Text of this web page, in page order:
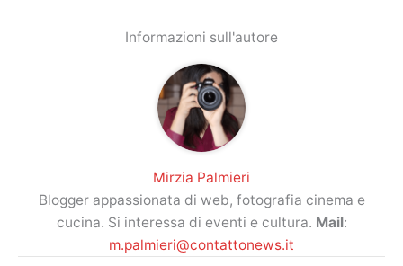
Informazioni sull'autore
Mirzia Palmieri
Blogger appassionata di web, fotografia cinema e
cucina. Si interessa di eventi e cultura. Mail:
m.palmieri@contattonews.it